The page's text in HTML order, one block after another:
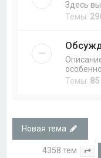
Здесь
Темы:
Темы: 85
Новая тема
4358 тем